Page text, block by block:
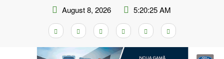
August 8, 2026 5:20:25 AM